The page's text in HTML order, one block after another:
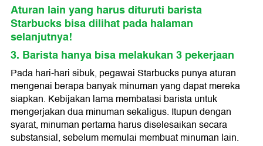
Aturan lain yang harus dituruti barista
Starbucks bisa dilihat pada halaman
selanjutnya!
3. Barista hanya bisa melakukan 3 pekerjaan
Pada hari-hari sibuk, pegawai Starbucks punya aturan
mengenai berapa banyak minuman yang dapat mereka
siapkan. Kebijakan lama membatasi barista untuk
mengerjakan dua minuman sekaligus. Itupun dengan
syarat, minuman pertama harus diselesaikan secara
substansial, sebelum memulai membuat minuman lain.